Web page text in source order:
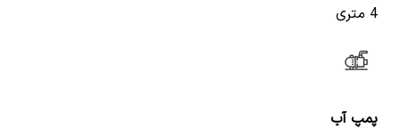
4 متری
پمپ آب